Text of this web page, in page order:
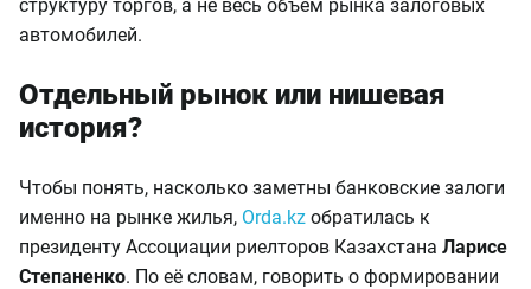
структуру торгов, а не весь объём рынка залоговых
автомобилей.
Отдельный рынок или нишевая
история?
Чтобы понять, насколько заметны банковские залоги
именно на рынке жилья, Orda.kz обратилась к
президенту Ассоциации риелторов Казахстана Ларисе
Степаненко. По её словам, говорить о формировании